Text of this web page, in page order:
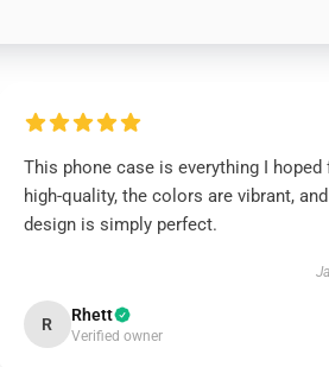
This phone case is everything I hoped
high-quality, the colors are vibrant,
design is simply perfect.
R Rhett
Verified owner